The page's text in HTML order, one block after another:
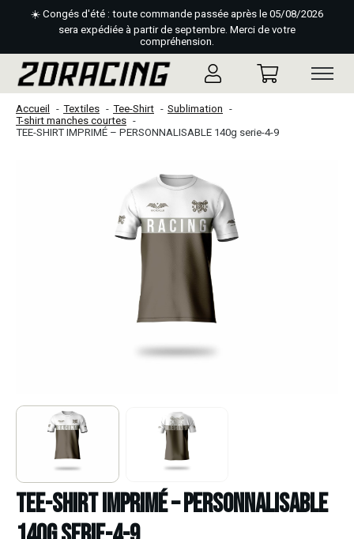
☀️ Congés d'été : toute commande passée après le 05/08/2026
sera expédiée à partir de septembre. Merci de votre
compréhension.
Accueil Textiles Tee-Shirt
Sublimation
T-shirt manches courtes
TEE-SHIRT IMPRIMÉ – PERSONNALISABLE 140g serie-4-9
TEE-SHIRT IMPRIMÉ – PERSONNALISABLE